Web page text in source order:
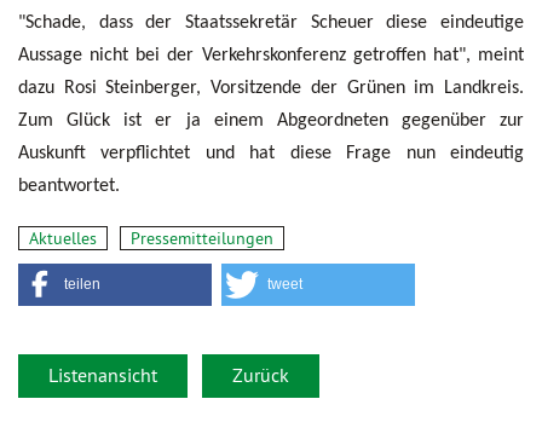
"Schade, dass der Staatssekretär Scheuer diese eindeutige
Aussage nicht bei der Verkehrskonferenz getroffen hat", meint
dazu Rosi Steinberger, Vorsitzende der Grünen im Landkreis.
Zum Glück ist er ja einem Abgeordneten gegenüber zur
Auskunft verpflichtet und hat diese Frage nun eindeutig
beantwortet.
Aktuelles Pressemitteilungen
teilen tweet
Listenansicht Zurück